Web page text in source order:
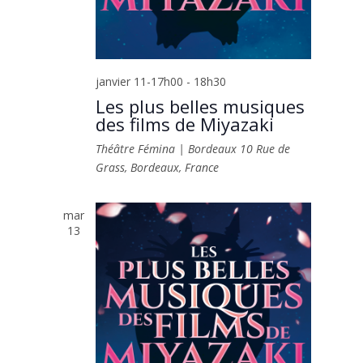
janvier 11-17h00 - 18h30
Les plus belles musiques
des films de Miyazaki
Théâtre Fémina | Bordeaux 10 Rue de
Grass, Bordeaux, France
mar
13